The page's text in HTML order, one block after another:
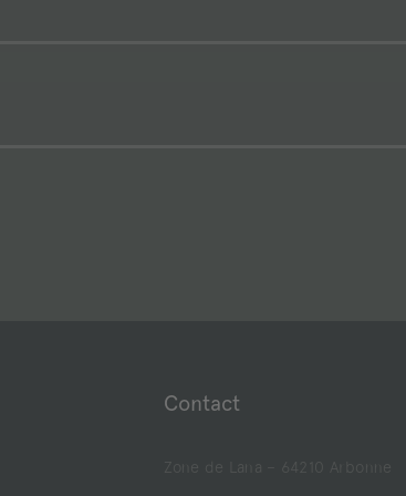
Contact
Zone de Lana – 64210 Arbonne